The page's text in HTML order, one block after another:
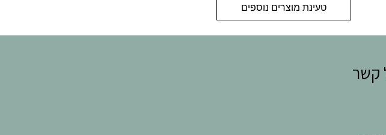
טעינת מוצרים נוספים
קשר